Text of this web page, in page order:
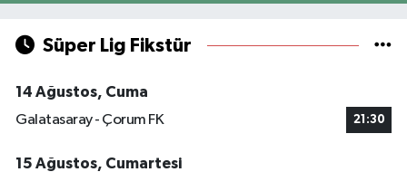
Süper Lig Fikstür
14 Ağustos, Cuma
Galatasaray - Çorum FK
21:30
15 Ağustos, Cumartesi